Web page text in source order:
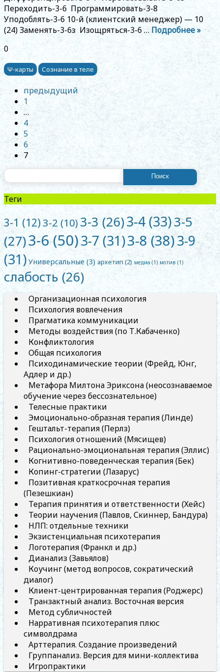
Переходить-3-6 Программировать-3-8
Уподоблять-3-6 10-й (клиентский менеджер) — 10
(24) Заменять-3-6з Изощряться-3-6 … Подробнее »
0
Ψ-карты Сознание в теле
Posts
navigation
предыдущий
1
…
4
5
6
7
Теги
3-1 (12)3-2 (10) 3-3 (26)3-4 (33)3-5
(27)3-6(50)3-7 (31)3-8 (38)3-9
(31) Универсальные (3) архетип (2) медиа (1) мотив (1)
слабость (26)
Организационная психология
Психология вовлечения
Прагматика коммуникации
Методы воздействия (по Т.Кабаченко)
Конфликтология
Общая психология
Психодинамические теории (Фрейд, Юнг,
Адлер и др.)
Метафора Милтона Эриксона (неосознаваемое
обучение через бессознательное)
Телесные практики
Эмоционально-образная терапия (Линде)
Гештальт-терапия (Перлз)
Психология отношений (Мясищев)
Рационально-эмоциональная терапия (Эллис)
Когнитивно-поведенческая терапия (Бек)
Копинг-стратегии (Лазарус)
Позитивная краткосрочная терапия
(Пезешкиан)
Терапия принятия и ответственности (Хейс)
Теории научения (Павлов, Скиннер, Бандура)
НЛП: отдельные техники
Экзистенциальная психотерапия
Логотерапия (Франкл и др.)
Дианализ (Завьялов)
Коучинг (метод вопросов, сократический
диалог)
Клиент-центрированная терапия (Роджерс)
Транзактный анализ. Восточная версия
Метод субличностей
Нарративная психотерапия плюс
символдрама
Арттерапия. Создание произведений
Группанализ. Версия для мини-коллектива
Игропрактики